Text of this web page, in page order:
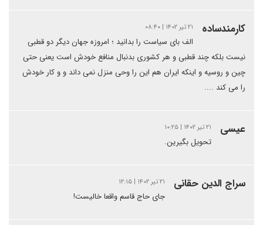
کارمندساده ۲۱ تیر ۱۴۰۲ | ۰۸:۴۰
الف بای سیاست را بدانید ؛ امروزه جهان دیگر دو قطبی
نیست بلکه چند قطبی و هر کشوری بدنبال منافع خودش است یعنی حتی
چین و روسیه و اینکه ایران هم این را وحی منزل نمی داند و و کار خودش
را می کند ....
عیسی ۲۱ تیر ۱۴۰۲ | ۱۰:۲۵
تحویل بگیرین.
سراج الدین حقانی ۲۱ تیر ۱۴۰۲ | ۱۲:۱۵
جای حاج قاسم واقعا خالیست!